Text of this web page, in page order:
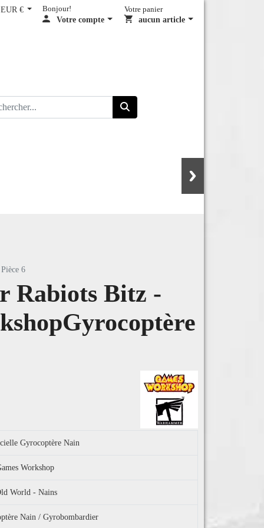
EUR € Bonjour!
Votre compte
Votre panier
aucun article
6
Rabiots Bitz -
Gyrocoptère Nain
Workshop
World - Nains
Nain / Gyrobombardier